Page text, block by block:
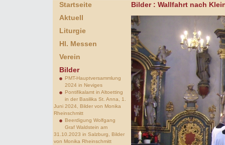
Startseite
Aktuell
Liturgie
Hl. Messen
Verein
Bilder
PMT-Hauptversammlung
2024 in Neviges
Pontifikalamt in Altoetting
in der Basilika St. Anna, 1.
Juni 2024, Bilder von Monika
Rheinschmitt
Beerdigung Wolfgang
Graf Waldstein am
31.10.2023 in Salzburg, Bilder
von Monika Rheinschmitt
Bilder : Wallfahrt nach